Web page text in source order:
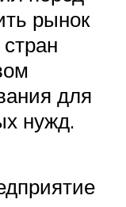
рынок
для
нужд.